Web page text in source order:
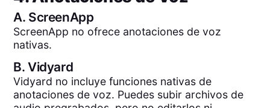
A. ScreenApp
ScreenApp no ofrece anotaciones de voz
nativas.
B.Vidyard
Vidyard no incluye funciones nativas de
anotaciones de voz. Puedes subir archivos de